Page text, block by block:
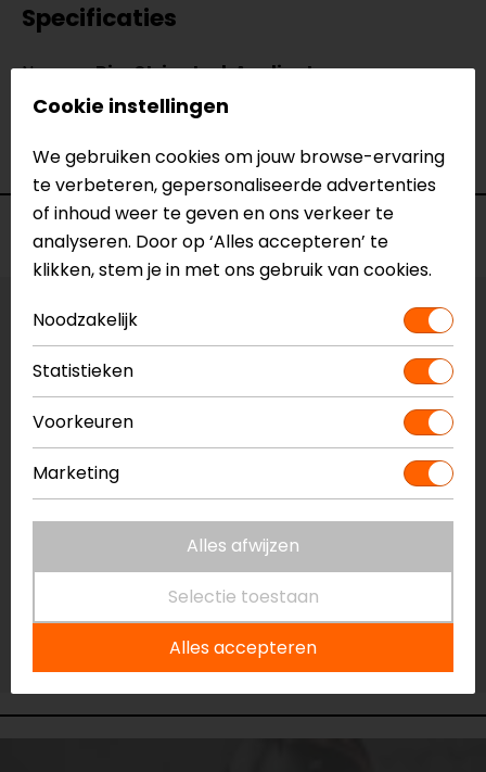
Specificaties
Naam
Rim Stripe Incl. Applicator
Model
180.2871
Kleur
Blauw
Voorraad
Kleur: Blauw
Vestiging Apeldoorn
Beperkte voorraad
Vestiging Breda
Niet op voorraad
Vestiging Eindhoven
Cookie instellingen
We gebruiken cookies om jouw browse-ervaring
te verbeteren, gepersonaliseerde advertenties
of inhoud weer te geven en ons verkeer te
analyseren. Door op ‘Alles accepteren’ te
klikken, stem je in met ons gebruik van cookies.
Noodzakelijk
Statistieken
Voorkeuren
Marketing
Alles afwijzen
Selectie toestaan
Alles accepteren